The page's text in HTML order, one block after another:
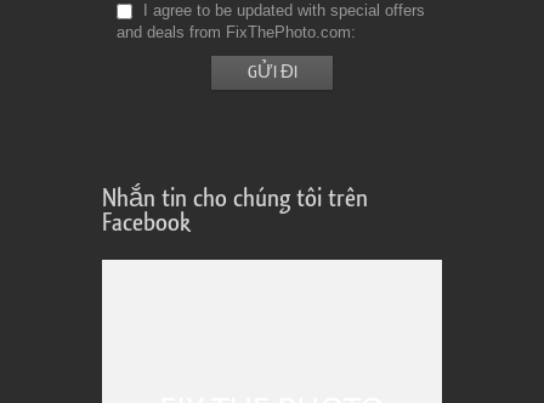
I agree to be updated with special offers
and deals from FixThePhoto.com
Nhắn tin cho chúng tôi trên
Facebook